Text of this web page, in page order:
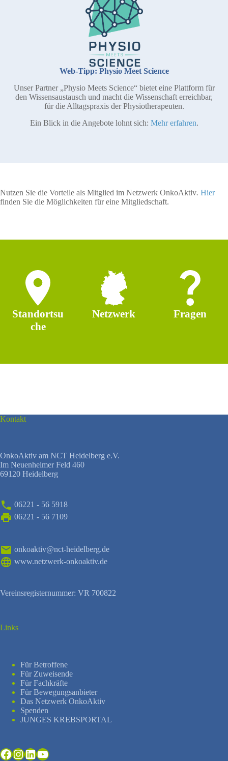
Web-Tipp: Physio Meet Science
Unser Partner „Physio Meets Science“ bietet eine Plattform für
den Wissensaustausch und macht die Wissenschaft erreichbar,
für die Alltagspraxis der Physiotherapeuten.
Ein Blick in die Angebote lohnt sich: Mehr erfahren.
Nutzen Sie die Vorteile als Mitglied im Netzwerk OnkoAktiv. Hier
finden Sie die Möglichkeiten für eine Mitgliedschaft.
Standortsu
che
Netzwerk Fragen
Kontakt
OnkoAktiv am NCT Heidelberg e.V.
Im Neuenheimer Feld 460
69120 Heidelberg
06221 - 56 5918
06221 - 56 7109
onkoaktiv@nct-heidelberg.de
www.netzwerk-onkoaktiv.de
Vereinsregisternummer: VR 700822
Links
Für Betroffene
Für Zuweisende
Für Fachkräfte
Für Bewegungsanbieter
Das Netzwerk OnkoAktiv
Spenden
JUNGES KREBSPORTAL
Facebook
Instagram
LinkedIn
YouTube